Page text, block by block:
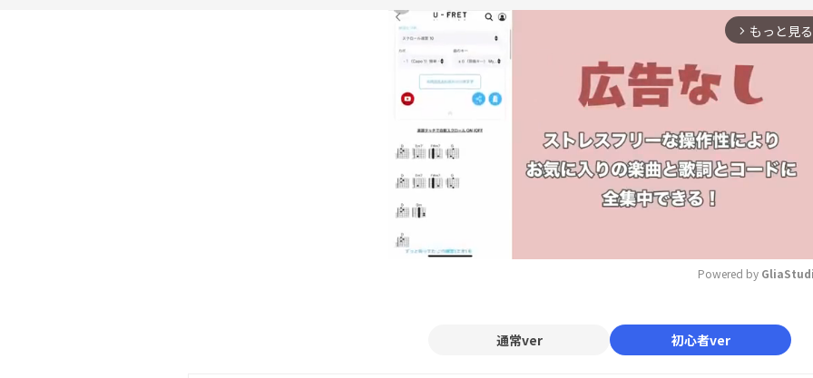
arrow_forward_ios もっと見る
Mute
Powered by
通常ver 初心者ver